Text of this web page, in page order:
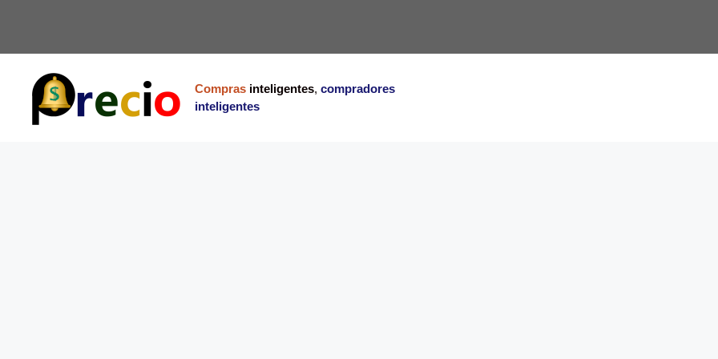
Compras inteligentes, compradores
inteligentes